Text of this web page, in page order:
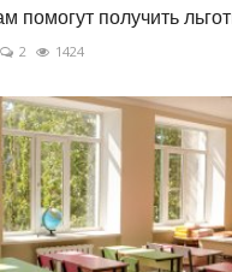
помогут получить
2 1424